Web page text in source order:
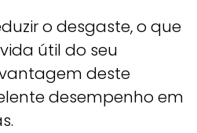
o desgaste, o que
útil do seu
deste
desempenho em